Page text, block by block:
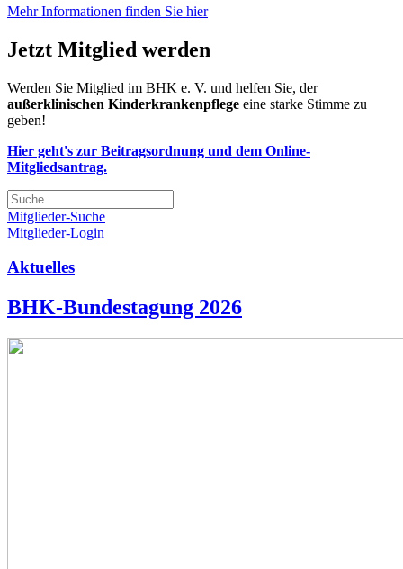
Mehr Informationen finden Sie hier
Jetzt Mitglied werden
Werden Sie Mitglied im BHK e. V. und helfen Sie, der
außerklinischen Kinderkrankenpflege eine starke Stimme zu
geben!
Hier geht's zur Beitragsordnung und dem Online-
Mitgliedsantrag.
Mitglieder-Suche
Mitglieder-Login
Aktuelles
BHK-Bundestagung 2026